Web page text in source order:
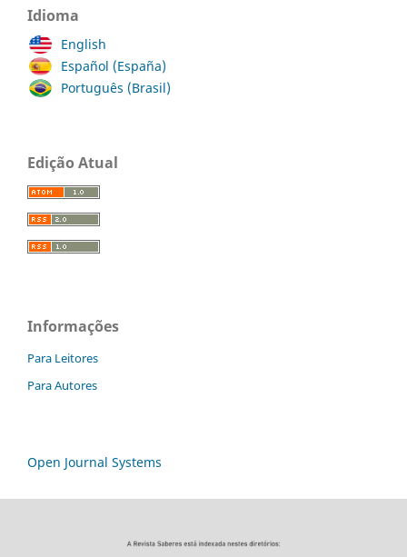
Idioma
English
Español (España)
Português (Brasil)
Edição Atual
Informações
Para Leitores
Para Autores
Open Journal Systems